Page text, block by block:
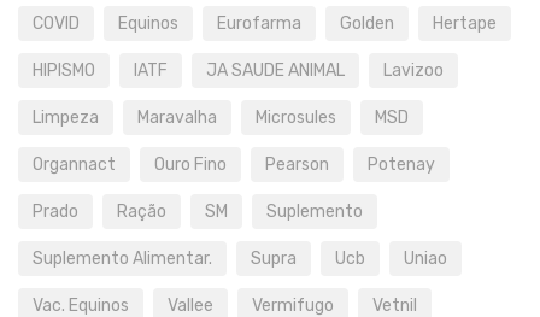
COVID Equinos Eurofarma Golden Hertape
HIPISMO IATF JA SAUDE ANIMAL Lavizoo
Limpeza Maravalha Microsules MSD
Organnact Ouro Fino Pearson Potenay
Prado Ração SM Suplemento
Suplemento Alimentar. Supra Ucb Uniao
Vac. Equinos Vallee Vermifugo Vetnil